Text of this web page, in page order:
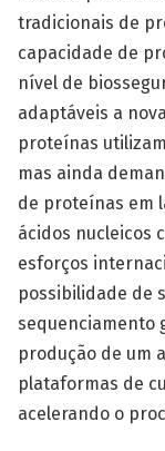
tradicionais de
capacidade de
nível de
adaptáveis a
proteínas
mas ainda
de proteínas em
ácidos nucleicos
esforços
possibilidade de
sequenciamento
produção de um
plataformas de
acelerando o